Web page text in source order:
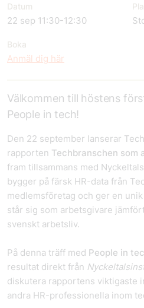
Datum
22 sep 11:30-12:30
Boka
Anmäl dig här
Välkommen till höstens
People in tech!
Den 22 september lanserar
rapporten Techbranschen som
fram tillsammans med
bygger på färsk HR-data från
medlemsföretag och ger en
står sig som arbetsgivare
svenskt arbetsliv.
På denna träff med People in
resultat direkt från
diskutera rapportens viktigaste
andra HR-professionella inom